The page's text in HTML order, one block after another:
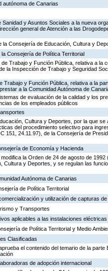
autónoma de Canarias
y Asuntos Sociales a la nueva
general de Atención a las
la Consejería de Educación, Cultura y
Consejería de Política Territorial
Trabajo y Función Pública, relativa a la
la Inspección de Trabajo y Seguridad
y Función Pública, relativa a la
a la Comunidad Autónoma de
de evaluación de la calidad y los
de los empleados públicos
Cultura y Deportes, por la que se
del procedimiento selectivo para
151, 24.11.97), de la Consejería de
de Economía y Hacienda
la Orden de 24 de agosto de 1992
Cultura y Deportes, y se regulan las
Autónoma de Canarias
de Política Territorial
y utilización de capturas
y Transportes
aplicables a las instalaciones eléctricas
de Política Territorial y Medio
Clasificadas
el contenido del temario de la parte
de adopción internacional